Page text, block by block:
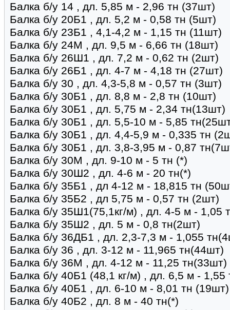
Балка б/у 14 , дл. 5,85 м - 2,96 тн (37шт)
Балка б/у 20Б1 , дл. 5,2 м - 0,58 тн (5шт)
Балка б/у 23Б1 , 4,1-4,2 м - 1,15 тн (11шт)
Балка б/у 24М , дл. 9,5 м - 6,66 тн (18шт)
Балка б/у 26Ш1 , дл. 7,2 м - 0,62 тн (2шт)
Балка б/у 26Б1 , дл. 4-7 м - 4,18 тн (27шт)
Балка б/у 30 , дл. 4,3-5,8 м - 0,57 тн (3шт)
Балка б/у 30Б1 , дл. 8,8 м - 2,8 тн (10шт)
Балка б/у 30Б1 , дл. 5,75 м - 2,34 тн(13шт)
Балка б/у 30Б1 , дл. 5,5-10 м - 5,85
Балка б/у 30Б1 , дл. 4,4-5,9 м - 0,335 тн
Балка б/у 30Б1 , дл. 3,8-3,95 м - 0,87
Балка б/у 30М , дл. 9-10 м - 5 тн (*)
Балка б/у 30Ш2 , дл. 4-6 м - 20 тн(*)
Балка б/у 35Б1 , дл 4-12 м - 18,815 тн
Балка б/у 35Б2 , дл 5,75 м - 0,57 тн (2шт)
Балка б/у 35Ш1(75,1кг/м) , дл. 4-5 м - 1,05
Балка б/у 35Ш2 , дл. 5 м - 0,8 тн(2шт)
Балка б/у 36ДБ1 , дл. 2,3-7,3 м - 1,055
Балка б/у 36 , дл. 3-12 м - 11,965 тн(44шт)
Балка б/у 36М , дл. 4-12 м - 11,25 тн(33шт)
Балка б/у 40Б1 (48,1 кг/м) , дл. 6,5 м - 1,55
Балка б/у 40Б1 , дл. 6-10 м - 8,01 тн (19шт)
Балка б/у 40Б2 , дл. 8 м - 40 тн(*)